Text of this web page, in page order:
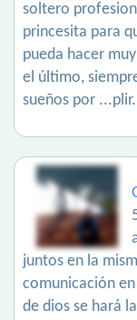
soltero
princesita para
pueda hacer
el último,
sueños por ...plir.
juntos en la
comunicación
de dios se hará